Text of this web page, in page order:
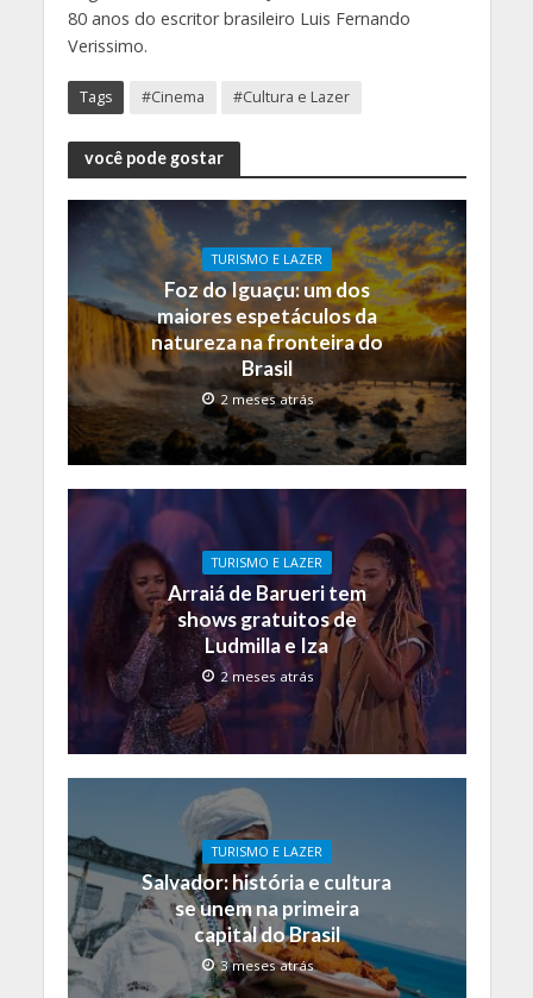
80 anos do escritor brasileiro Luis Fernando
Verissimo.
Tags #Cinema #Cultura e Lazer
você pode gostar
TURISMO E LAZER
Foz do Iguaçu: um dos
maiores espetáculos da
natureza na fronteira do
Brasil
2 meses atrás
TURISMO E LAZER
Arraiá de Barueri tem
shows gratuitos de
Ludmilla e Iza
2 meses atrás
TURISMO E LAZER
Salvador: história e cultura
se unem na primeira
capital do Brasil
3 meses atrás